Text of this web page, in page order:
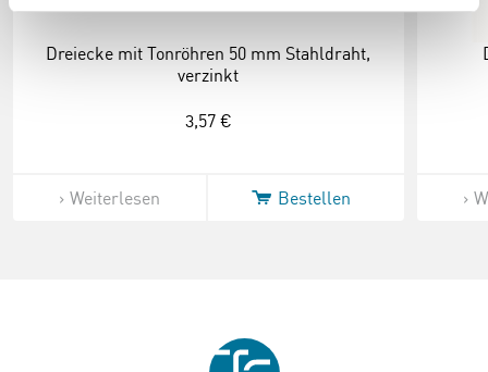
Dreiecke mit Tonröhren 50 mm Stahldraht,
verzinkt
3,57 €
Weiterlesen Bestellen